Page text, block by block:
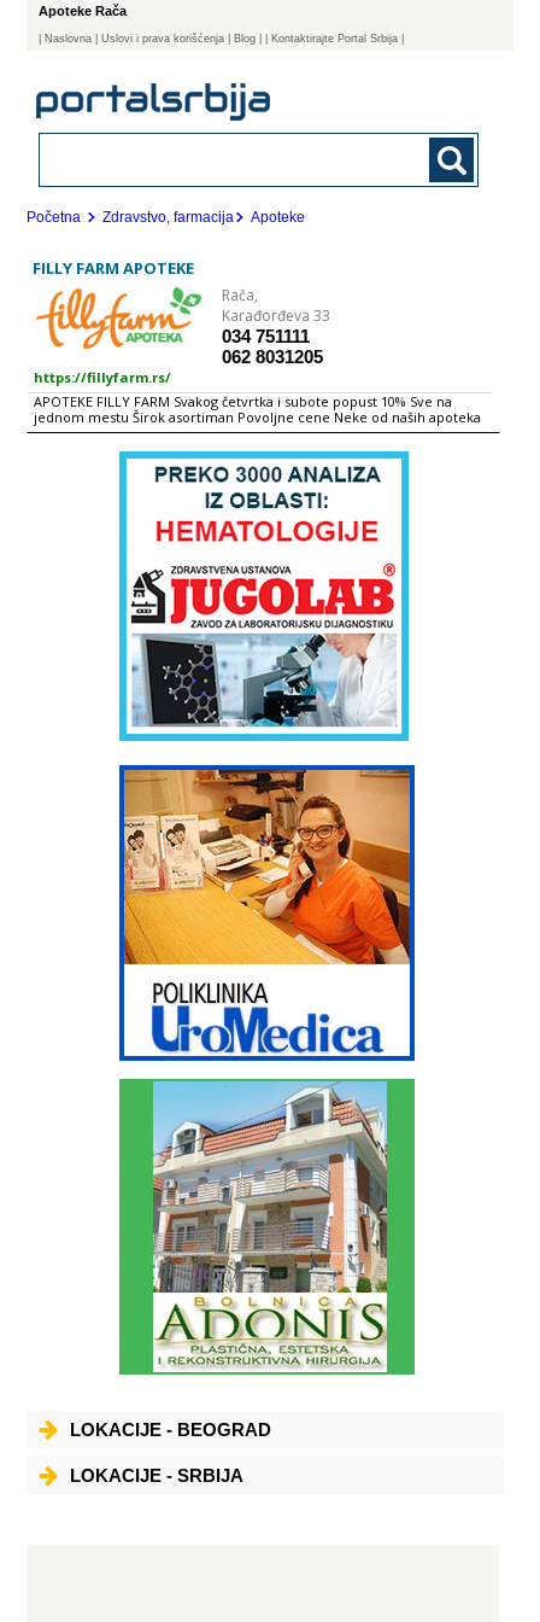
Apoteke Rača
Naslovna | Uslovi i prava korišćenja Blog | Kontaktirajte Portal Srbija |
Početna Zdravstvo, farmacija Apoteke
FILLY FARM APOTEKE
Rača,
Karađorđeva 33
034 751111
062 8031205
https://fillyfarm.rs/
APOTEKE FILLY FARM Svakog četvrtka i subote popust 10% Sve na
jednom mestu Širok asortiman Povoljne cene Neke od naših apoteka
Neke od naših apoteka Cilj kome stremimo: Unapređenje delatnosti
apoteka ka nivou vrhunske usluge, prihvatljivih cena i dostupnosti svih
proizvoda na tržištu Stalno praćenje novosti na tržištu, uvođenje novih
proizvoda u prodaju uz prateću marketinšku pokrivenost
promocijama i prezenatcijama Mesto gde će sve novo biti na pravi
način prezentirano kupcu U želji da prodaju farmaceutskih proizvoda
dovede preko maloprodaje direktno do potrošača ANLEK d.o.o. osniva
Zdravstvenu ustanovu APOTEKU FILLY FARM. Preduzeće FILLY FARM je
osnovano 15.05.2003. god ANLEK Kompanija Anlek se bavi medicinskim
snabdevanjem, uvozom i distribucijom farmaceutskih proizvoda i
medicinskog potrošnog materijala na teritoriji Srbije i Crne Gore.
Osnovano je u februaru 2001. godine u Beogradu, sa sedištem na
Bežanijskoj kosi. U sastavu kompanije Anlek je od 2003. godine i firma
FILLY FARM koja se bavi maloprodajom i koja, kroz lanac apoteka na
teritoriji cele Srbije omogućava distribuciju medicinskih proizvoda
direktno do potrošača. U prodajnom programu kompanije Anlek su:
Lekovi domaćih proizvođača Uvozni lekovi Dijetetski preparati Bebi
program Kozmetika Potrošni medicinski materijal
LOKACIJE - BEOGRAD
LOKACIJE - SRBIJA